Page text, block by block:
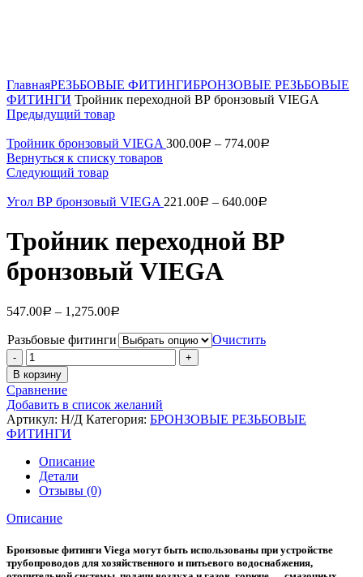
ГлавнаяРЕЗЬБОВЫЕ ФИТИНГИБРОНЗОВЫЕ РЕЗЬБОВЫЕ
ФИТИНГИ Тройник переходной ВР бронзовый VIEGA
Предыдущий товар
Тройник бронзовый VIEGA 300.00Р – 774.00Р
Вернуться к списку товаров
Следующий товар
Угол ВР бронзовый VIEGA 221.00Р – 640.00Р
Тройник переходной ВР
бронзовый VIEGA
547.00Р – 1,275.00Р
Разьбовые фитинги
Очистить
Количество
В корзину
Сравнение
Добавить в список желаний
Артикул: Н/Д Категория: БРОНЗОВЫЕ РЕЗЬБОВЫЕ
ФИТИНГИ
Описание
Детали
Отзывы (0)
Описание
Бронзовые фитинги Viega могут быть использованы при устройстве
трубопроводов для хозяйственного и питьевого водоснабжения,